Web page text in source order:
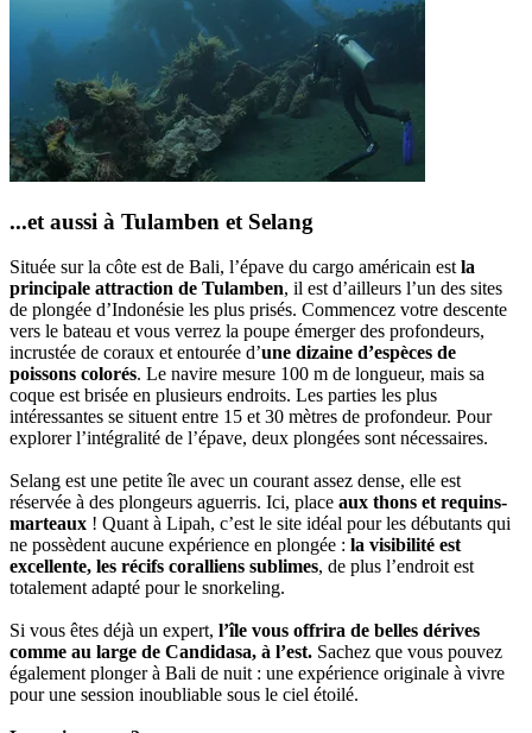
...et aussi à Tulamben et Selang
Située sur la côte est de Bali, l’épave du cargo américain est la
principale attraction de Tulamben, il est d’ailleurs l’un des sites
de plongée d’Indonésie les plus prisés. Commencez votre descente
vers le bateau et vous verrez la poupe émerger des profondeurs,
incrustée de coraux et entourée d’une dizaine d’espèces de
poissons colorés. Le navire mesure 100 m de longueur, mais sa
coque est brisée en plusieurs endroits. Les parties les plus
intéressantes se situent entre 15 et 30 mètres de profondeur. Pour
explorer l’intégralité de l’épave, deux plongées sont nécessaires.
Selang est une petite île avec un courant assez dense, elle est
réservée à des plongeurs aguerris. Ici, place aux thons et requins-
marteaux ! Quant à Lipah, c’est le site idéal pour les débutants qui
ne possèdent aucune expérience en plongée : la visibilité est
excellente, les récifs coralliens sublimes, de plus l’endroit est
totalement adapté pour le snorkeling.
Si vous êtes déjà un expert, l’île vous offrira de belles dérives
comme au large de Candidasa, à l’est. Sachez que vous pouvez
également plonger à Bali de nuit : une expérience originale à vivre
pour une session inoubliable sous le ciel étoilé.